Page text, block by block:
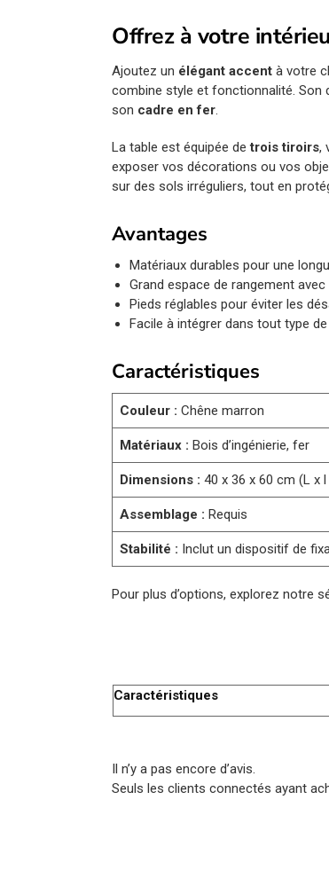
Offrez à votre
Ajoutez un élégant accent à votre
combine style et fonctionnalité. Son
son cadre en fer.
La table est équipée detrois tiroirs,
exposer vos décorations ou vos
sur des sols irréguliers, tout en
Avantages
Matériaux durables pour une
Grand espace de rangement
Pieds réglables pour éviter les
Facile à intégrer dans tout type
Caractéristiques
Couleur : Chêne marron
Matériaux : Bois d’ingénierie, fer
Dimensions : 40 x 36 x 60 cm (L x l
Assemblage : Requis
Stabilité : Inclut un dispositif de
Pour plus d’options, explorez notre
Caractéristiques
Il n’y a pas encore d’avis.
Seuls les clients connectés ayant